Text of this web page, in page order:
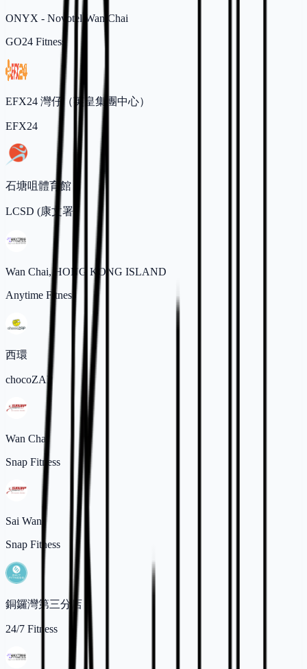
ONYX - Novotel Wan Chai
GO24 Fitness
EFX24 灣仔（英皇集團中心）
EFX24
石塘咀體育館
LCSD (康文署)
Wan Chai, HONG KONG ISLAND
Anytime Fitness
西環
chocoZAP
Wan Chai
Snap Fitness
Sai Wan
Snap Fitness
銅鑼灣第三分店
24/7 Fitness